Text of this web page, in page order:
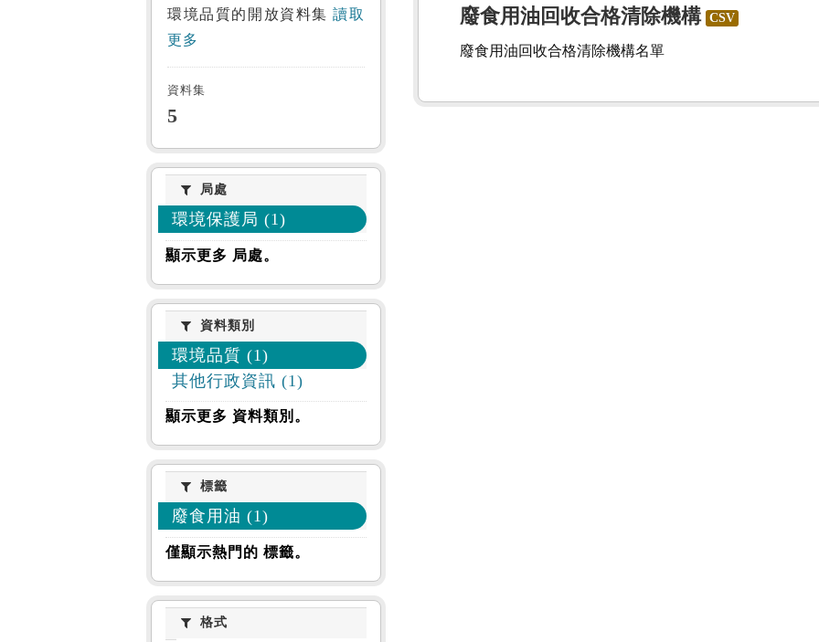
環境品質的開放資料集讀取
更多
資料集
5
局處局處
環境保護局 (1)
顯示更多 局處。
資料類別
資料類別
環境品質 (1)
其他行政資訊 (1)
顯示更多 資料類別。
標籤標籤
廢食用油 (1)
僅顯示熱門的 標籤。
格式格式
廢食用油回收合格清除機構 CSV
廢食用油回收合格清除機構名單